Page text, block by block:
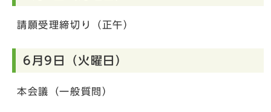
請願受理締切り（正午）
6月9日（火曜日）
本会議（一般質問）